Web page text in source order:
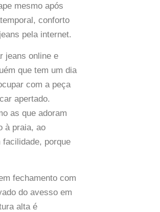
mesmo após
conforto
pela internet.
jeans online e
que tem um dia
com a peça
apertado.
as que adoram
à praia, ao
porque
fechamento com
do avesso em
alta é